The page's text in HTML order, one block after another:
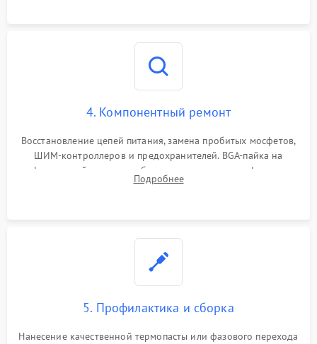
4. Компонентный ремонт
Восстановление цепей питания, замена пробитых мосфетов,
ШИМ-контроллеров и предохранителей. BGA-пайка на
инфракрасной станции реболлинг или замена графического
чипа и дефектной памяти GDDR. Прошивка BIOS
Подробнее
5. Профилактика и сборка
Нанесение качественной термопасты или фазового перехода